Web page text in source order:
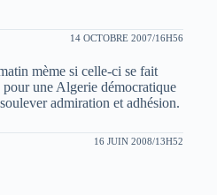
14 OCTOBRE 2007/16H56
mème si celle-ci se fait
une Algerie démocratique
admiration et adhésion.
16 JUIN 2008/13H52